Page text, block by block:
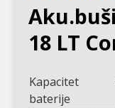
18 LT
Kapacitet
baterije